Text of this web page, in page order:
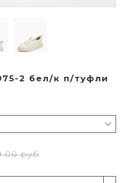
2 бел/к п/туфли
руб